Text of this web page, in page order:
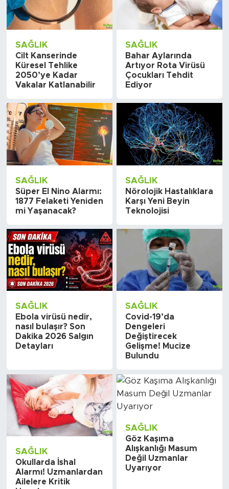
SAĞLIK
Cilt Kanserinde
Küresel Tehlike
2050’ye Kadar
Vakalar Katlanabilir
SAĞLIK
Bahar Aylarında
Artıyor Rota Virüsü
Çocukları Tehdit
Ediyor
SAĞLIK
Süper El Nino Alarmı:
1877 Felaketi Yeniden
mi Yaşanacak?
SAĞLIK
Nörolojik Hastalıklara
Karşı Yeni Beyin
Teknolojisi
SAĞLIK
Ebola virüsü nedir,
nasıl bulaşır? Son
Dakika 2026 Salgın
Detayları
SAĞLIK
Covid-19’da
Dengeleri
Değiştirecek
Gelişme! Mucize
Bulundu
SAĞLIK
Okullarda İshal
Alarmı! Uzmanlardan
Ailelere Kritik
SAĞLIK
Göz Kaşıma
Alışkanlığı Masum
Değil Uzmanlar
Uyarıyor